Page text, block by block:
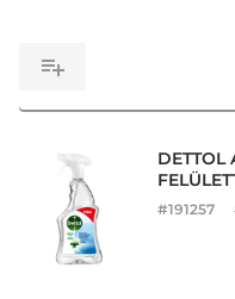
DETTOL
#191257